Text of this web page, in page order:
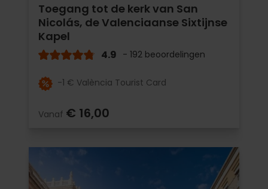
Toegang tot de kerk van San
Nicolás, de Valenciaanse Sixtijnse
Kapel
4.9 - 192 beoordelingen
-1 € València Tourist Card
Vanaf € 16,00